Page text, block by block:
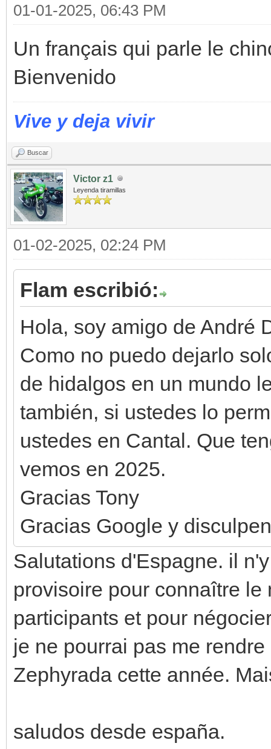
01-01-2025, 06:43 PM
Un français qui parle le
Bienvenido
Vive y deja vivir
Buscar
Victor z1
Leyenda tiramillas
01-02-2025, 02:24 PM
Flam escribió:
Hola, soy amigo de André
Como no puedo dejarlo
de hidalgos en un mundo
también, si ustedes lo
ustedes en Cantal. Que
vemos en 2025.
Gracias Tony
Gracias Google y
Salutations d'Espagne. il
provisoire pour connaître
participants et pour
je ne pourrai pas me
Zephyrada cette année.
saludos desde españa.